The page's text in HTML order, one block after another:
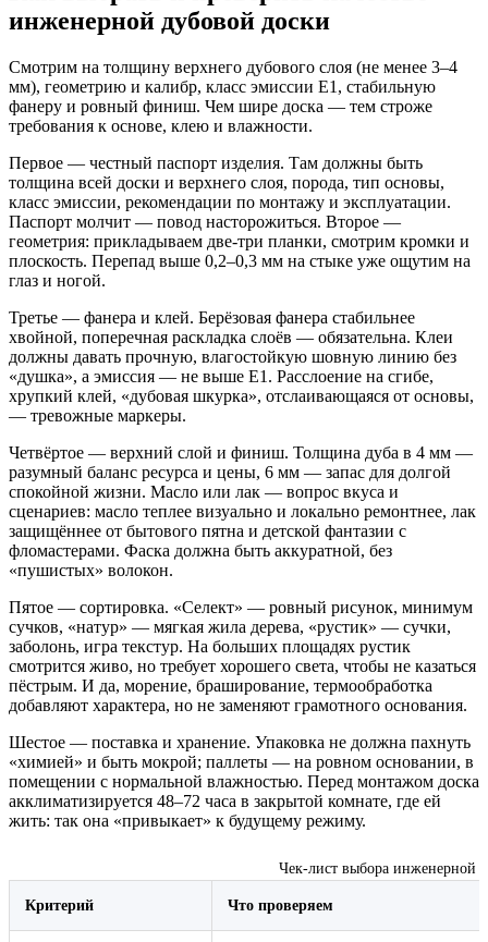
инженерной дубовой доски
Смотрим на толщину верхнего дубового слоя (не менее 3–4
мм), геометрию и калибр, класс эмиссии Е1, стабильную
фанеру и ровный финиш. Чем шире доска — тем строже
требования к основе, клею и влажности.
Первое — честный паспорт изделия. Там должны быть
толщина всей доски и верхнего слоя, порода, тип основы,
класс эмиссии, рекомендации по монтажу и эксплуатации.
Паспорт молчит — повод насторожиться. Второе —
геометрия: прикладываем две‑три планки, смотрим кромки и
плоскость. Перепад выше 0,2–0,3 мм на стыке уже ощутим на
глаз и ногой.
Третье — фанера и клей. Берёзовая фанера стабильнее
хвойной, поперечная раскладка слоёв — обязательна. Клеи
должны давать прочную, влагостойкую шовную линию без
«душка», а эмиссия — не выше Е1. Расслоение на сгибе,
хрупкий клей, «дубовая шкурка», отслаивающаяся от основы,
— тревожные маркеры.
Четвёртое — верхний слой и финиш. Толщина дуба в 4 мм —
разумный баланс ресурса и цены, 6 мм — запас для долгой
спокойной жизни. Масло или лак — вопрос вкуса и
сценариев: масло теплее визуально и локально ремонтнее, лак
защищённее от бытового пятна и детской фантазии с
фломастерами. Фаска должна быть аккуратной, без
«пушистых» волокон.
Пятое — сортировка. «Селект» — ровный рисунок, минимум
сучков, «натур» — мягкая жила дерева, «рустик» — сучки,
заболонь, игра текстур. На больших площадях рустик
смотрится живо, но требует хорошего света, чтобы не казаться
пёстрым. И да, морение, браширование, термообработка
добавляют характера, но не заменяют грамотного основания.
Шестое — поставка и хранение. Упаковка не должна пахнуть
«химией» и быть мокрой; паллеты — на ровном основании, в
помещении с нормальной влажностью. Перед монтажом доска
акклиматизируется 48–72 часа в закрытой комнате, где ей
жить: так она «привыкает» к будущему режиму.
Чек‑лист выбора инженерной
Критерий Что проверяем